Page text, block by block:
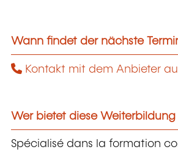
Wann findet der nächste
Kontakt mit dem Anbieter
Wer bietet diese Weiterbildung
Spécialisé dans la formation